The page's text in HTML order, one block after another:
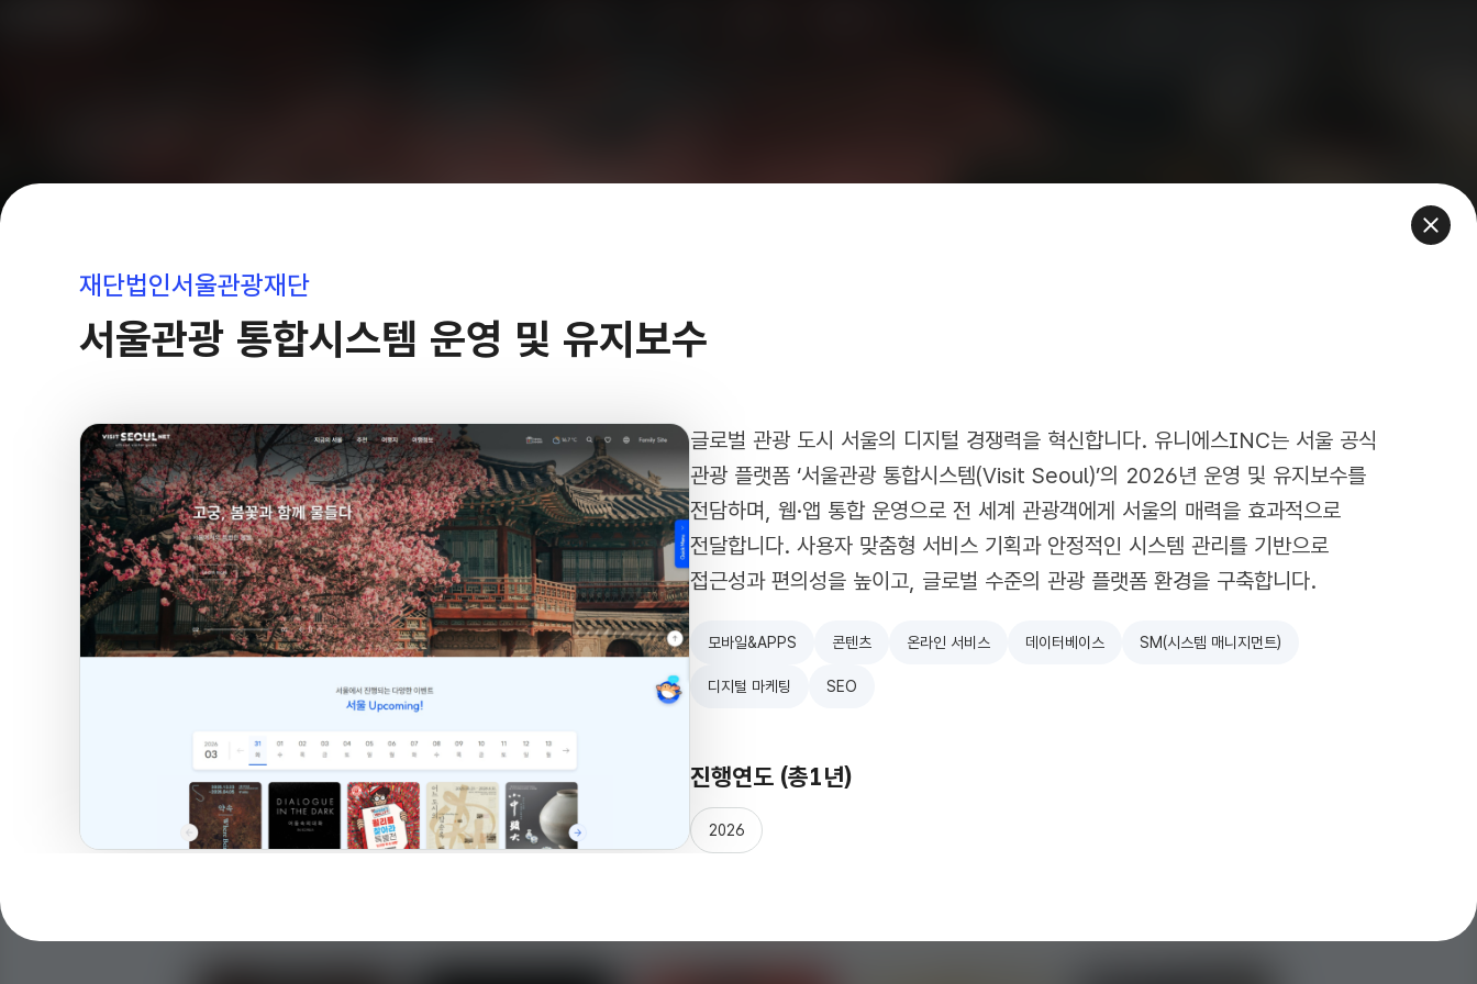
재단법인서울관광재단
서울관광 통합시스템 운영 및 유지보수
글로벌 관광 도시 서울의 디지털 경쟁력을 혁신합니다. 유니에스INC는 서울 공식
관광 플랫폼 ‘서울관광 통합시스템(Visit Seoul)’의 2026년 운영 및 유지보수를
전담하며, 웹·앱 통합 운영으로 전 세계 관광객에게 서울의 매력을 효과적으로
전달합니다. 사용자 맞춤형 서비스 기획과 안정적인 시스템 관리를 기반으로
접근성과 편의성을 높이고, 글로벌 수준의 관광 플랫폼 환경을 구축합니다.
모바일&APPS 콘텐츠 온라인 서비스 데이터베이스 SM(시스템 매니지먼트)
디지털 마케팅 SEO
진행연도 (총1년)
2026